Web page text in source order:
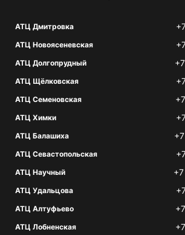
АТЦ Дмитровка
АТЦ Новоясеневская
АТЦ Долгопрудный
АТЦ Щёлковская
АТЦ Семеновская
АТЦ Химки
АТЦ Балашиха
АТЦ Севастопольская
АТЦ Научный
АТЦ Удальцова
АТЦ Алтуфьево
АТЦ Лобненская